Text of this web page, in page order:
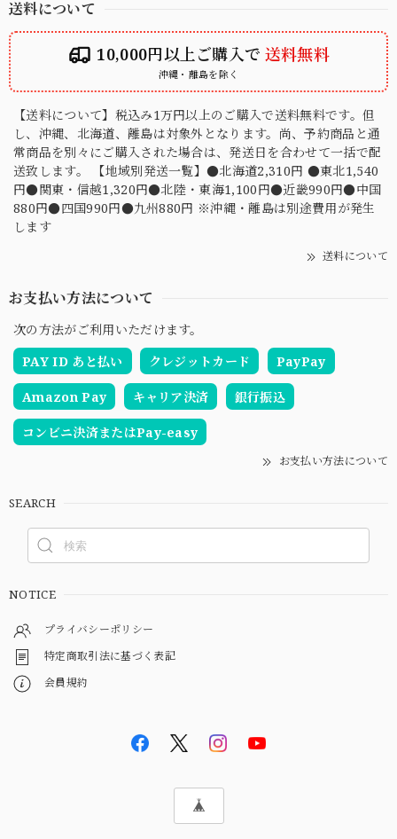
送料について
10,000円以上ご購入で 送料無料
沖縄・離島を除く
【送料について】税込み1万円以上のご購入で送料無料です。但
し、沖縄、北海道、離島は対象外となります。尚、予約商品と通
常商品を別々にご購入された場合は、発送日を合わせて一括で配
送致します。 【地域別発送一覧】●北海道2,310円 ●東北1,540
円●関東・信越1,320円●北陸・東海1,100円●近畿990円●中国
880円●四国990円●九州880円 ※沖縄・離島は別途費用が発生
します
送料について
お支払い方法について
次の方法がご利用いただけます。
PAY ID あと払い
クレジットカード PayPay
Amazon Pay キャリア決済 銀行振込
コンビニ決済またはPay-easy
お支払い方法について
SEARCH
NOTICE
プライバシーポリシー
特定商取引法に基づく表記
会員規約